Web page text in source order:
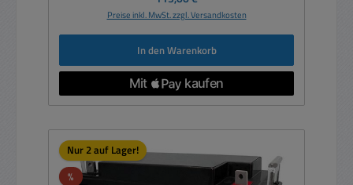
Preise inkl. MwSt. zzgl. Versandkosten
In den Warenkorb
Nur 2 auf Lager!
%Rabatt